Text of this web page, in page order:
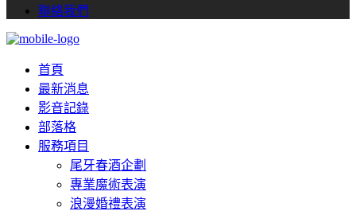
聯絡我們
首頁
最新消息
影音記錄
部落格
服務項目
尾牙春酒企劃
專業魔術表演
浪漫婚禮表演